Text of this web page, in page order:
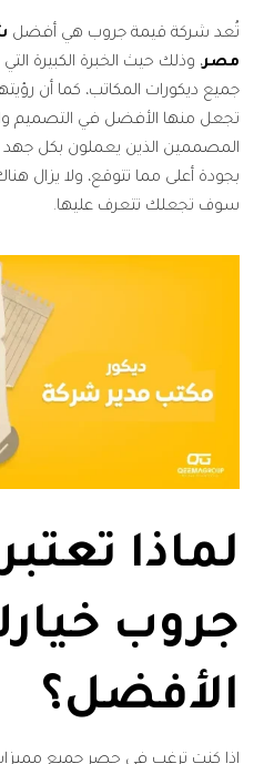
تُعد شركة قيمة جروب هي أفضل
مصر، وذلك حيث الخبرة الكبيرة
جميع ديكورات المكاتب، كما أن رؤيتها
تجعل منها الأفضل في التصميم
المصممين الذين يعملون بكل
بجودة أعلى مما تتوقع، ولا يزال
سوف تجعلك تتعرف عليها.
لماذا
جروب
الأفضل؟